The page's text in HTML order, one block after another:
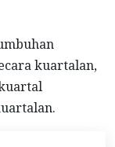
kuartalan,